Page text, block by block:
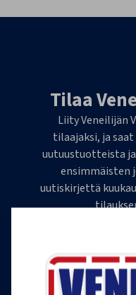
Tilaa
Liity Veneilijän
tilaajaksi, ja
uutuustuotteista
ensimmäisten
uutiskirjettä